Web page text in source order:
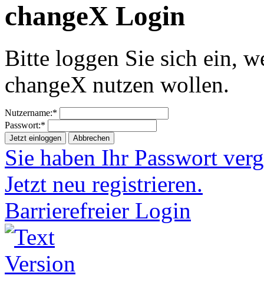
changeX Login
Bitte loggen Sie sich ein,
changeX nutzen wollen.
Nutzername:*
Passwort:*
Jetzt einloggen Abbrechen
Sie haben Ihr Passwort
Jetzt neu registrieren.
Barrierefreier Login